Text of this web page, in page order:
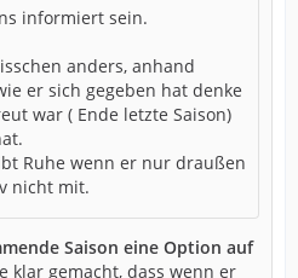
informiert sein.
anders, anhand
er sich gegeben hat denke
war ( Ende letzte Saison)
Ruhe wenn er nur draußen
nicht mit.
Saison eine Option auf
klar gemacht, dass wenn er